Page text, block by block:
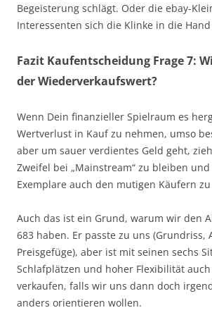
Begeisterung schlägt. Oder die ebay-
Interessenten sich die Klinke in die
Fazit Kaufentscheidung Frage 7:
der Wiederverkaufswert?
Wenn Dein finanzieller Spielraum es
Wertverlust in Kauf zu nehmen, umso
aber um sauer verdientes Geld geht,
Zweifel bei „Mainstream“ zu bleiben
Exemplare auch den mutigen Käufern
Auch das ist ein Grund, warum wir den
683 haben. Er passte zu uns (Grundriss,
Preisgefüge), aber ist mit seinen sechs
Schlafplätzen und hoher Flexibilität
verkaufen, falls wir uns dann doch
anders orientieren wollen.